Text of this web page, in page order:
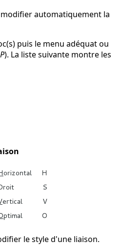
automatiquement la
puis le menu adéquat ou
P). La liste suivante montre les
le style d'une liaison.